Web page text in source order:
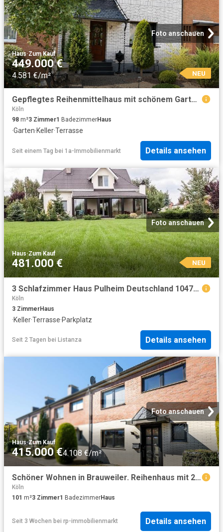
Foto anschauen
Haus·Zum Kauf
449.000 €
4.581 €/m² NEU
Gepflegtes Reihenmittelhaus mit schönem Garten und Terrasse
Köln
98 m²3 Zimmer1 BadezimmerHaus
·Garten·Keller·Terrasse
Seit einem Tag bei 1a-Immobilienmarkt Details ansehen
Foto anschauen
Haus·Zum Kauf
481.000 € NEU
3 Schlafzimmer Haus Pulheim Deutschland 104798973
Köln
3 ZimmerHaus
·Keller·Terrasse·Parkplatz
Seit 2 Tagen bei Listanza Details ansehen
Foto anschauen
Haus·Zum Kauf
415.000 €4.108 €/m²
Schöner Wohnen in Brauweiler. Reihenhaus mit 2014 neu eingedeckten Dach
Köln
101 m²3 Zimmer1 BadezimmerHaus
Seit 3 Wochen bei rp-immobilienmarkt Details ansehen